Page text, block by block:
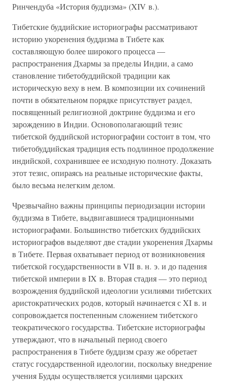
Ринчендуба «История буддизма» (XIV в.).
Тибетские буддийские историографы рассматривают
историю укоренения буддизма в Тибете как
составляющую более широкого процесса —
распространения Дхармы за пределы Индии, а само
становление тибетобуддийской традиции как
историческую веху в нем. В композиции их сочинений
почти в обязательном порядке присутствует раздел,
посвященный религиозной доктрине буддизма и его
зарождению в Индии. Основополагающий тезис
тибетской буддийской историографии состоит в том, что
тибетобуддийская традиция есть подлинное продолжение
индийской, сохранившее ее исходную полноту. Доказать
этот тезис, опираясь на реальные исторические факты,
было весьма нелегким делом.
Чрезвычайно важны принципы периодизации истории
буддизма в Тибете, выдвигавшиеся традиционными
историографами. Большинство тибетских буддийских
историографов выделяют две стадии укоренения Дхармы
в Тибете. Первая охватывает период от возникновения
тибетской государственности в VII в. н. э. и до падения
тибетской империи в IX в. Вторая стадия — это период
возрождения буддийской идеологии усилиями тибетских
аристократических родов, который начинается с XI в. и
сопровождается постепенным сложением тибетского
теократического государства. Тибетские историографы
утверждают, что в начальный период своего
распространения в Тибете буддизм сразу же обретает
статус государственной идеологии, поскольку внедрение
учения Будды осуществляется усилиями царских